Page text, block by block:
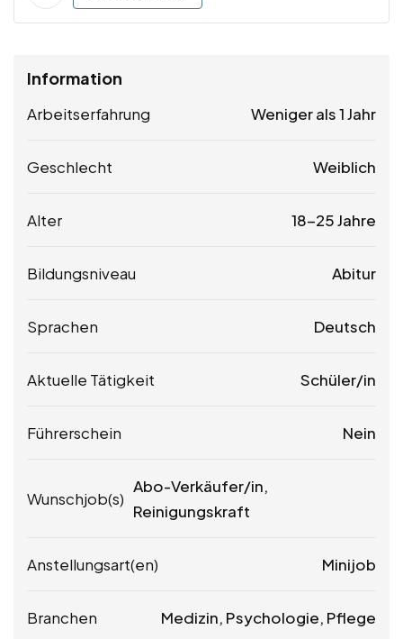
Information
Arbeitserfahrung Weniger als 1 Jahr
Geschlecht Weiblich
Alter 18-25 Jahre
Bildungsniveau Abitur
Sprachen Deutsch
Aktuelle Tätigkeit Schüler/in
Führerschein Nein
Wunschjob(s)
Abo-Verkäufer/in,
Reinigungskraft
Anstellungsart(en) Minijob
Branchen Medizin, Psychologie, Pflege